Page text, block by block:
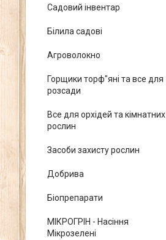
Садовий інвентар
Білила садові
Агроволокно
Горщики торф"яні та все для
розсади
Все для орхідей та кімнатних
рослин
Засоби захисту рослин
Добрива
Біопрепарати
МІКРОГРІН - Насіння
Мікрозелені